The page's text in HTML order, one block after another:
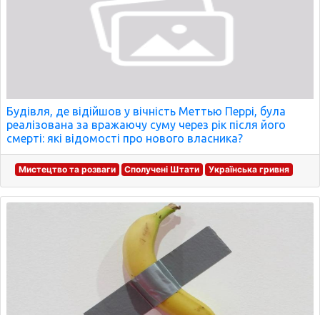
Будівля, де відійшов у вічність Меттью Перрі, була
реалізована за вражаючу суму через рік після його
смерті: які відомості про нового власника?
Мистецтво та розваги Сполучені Штати Українська гривня